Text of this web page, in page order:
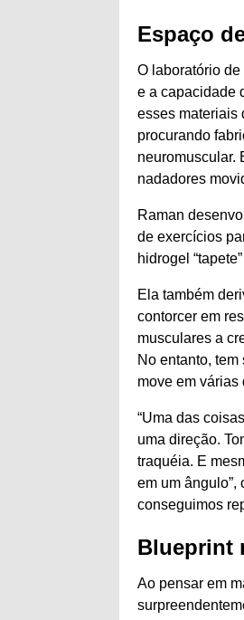
Espaço
O laboratório
e a capacidade
esses materiais
procurando
neuromuscular.
nadadores
Raman
de exercícios
hidrogel
Ela também
contorcer em
musculares a
No entanto,
move em
“Uma das
uma direção.
traquéia. E
em um ângulo”,
conseguimos
Blueprint
Ao pensar em